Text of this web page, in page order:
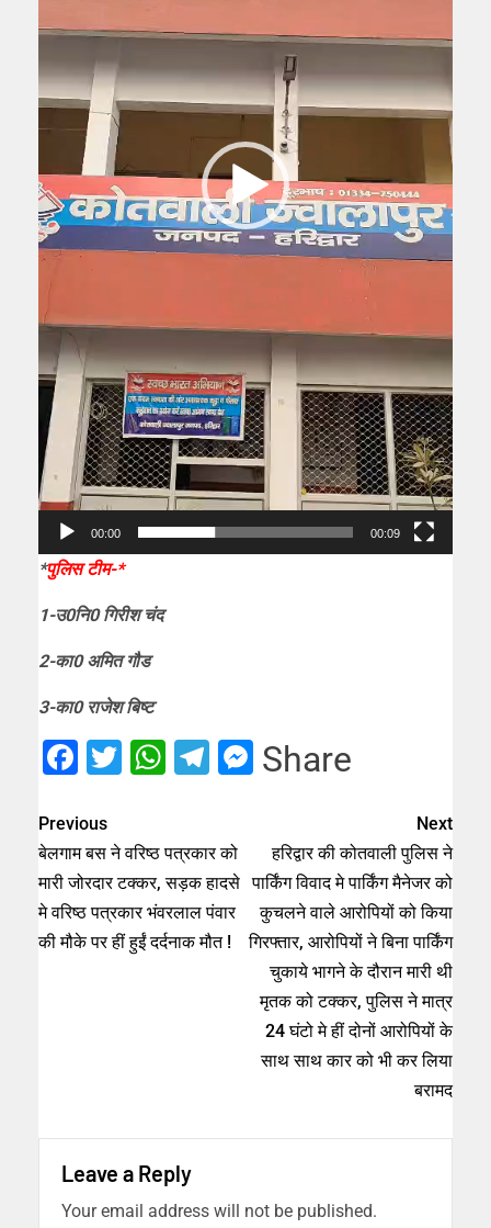
00:00 00:09
*पुलिस टीम-*
1-उ0नि0 गिरीश चंद
2-का0 अमित गौड
3-का0 राजेश बिष्ट
Facebook
Twitter
WhatsApp
Telegram
Messenger
Share
Previous
बेलगाम बस ने वरिष्ठ पत्रकार को
मारी जोरदार टक्कर, सड़क हादसे
मे वरिष्ठ पत्रकार भंवरलाल पंवार
की मौके पर हीं हुईं दर्दनाक मौत !
Next
हरिद्वार की कोतवाली पुलिस ने
पार्किंग विवाद मे पार्किंग मैनेजर को
कुचलने वाले आरोपियों को किया
गिरफ्तार, आरोपियों ने बिना पार्किंग
चुकाये भागने के दौरान मारी थी
मृतक को टक्कर, पुलिस ने मात्र
24 घंटो मे हीं दोनों आरोपियों के
साथ साथ कार को भी कर लिया
बरामद
Leave a Reply
Your email address will not be published.